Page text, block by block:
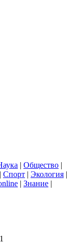
| Общество |
| Спорт | Экология |
| Знание |
1